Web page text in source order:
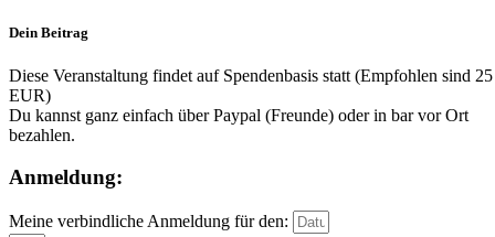
Dein Beitrag
Diese Veranstaltung findet auf Spendenbasis statt (Empfohlen sind 25
EUR)
Du kannst ganz einfach über Paypal (Freunde) oder in bar vor Ort
bezahlen.
Anmeldung:
Meine verbindliche Anmeldung für den: